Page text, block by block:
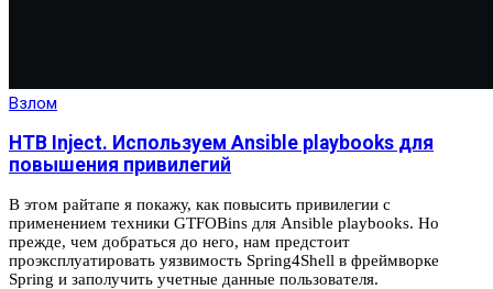
Взлом
HTB Inject. Используем Ansible playbooks для
повышения привилегий
В этом райтапе я покажу, как повысить привилегии с
применением техники GTFOBins для Ansible playbooks. Но
прежде, чем добраться до него, нам предстоит
проэксплуатировать уязвимость Spring4Shell в фреймворке
Spring и заполучить учетные данные пользователя.